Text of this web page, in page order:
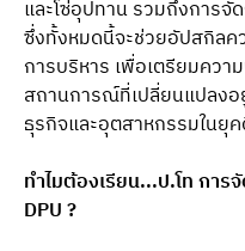
และโซ่อุปทาน รวมถึงการ
ซึ่งทั้งหมดนี้จะช่วยอัปสกิล
การบริหาร เพื่อเตรียมคว
สถานการณ์ที่เปลี่ยนแปลงอ
ธุรกิจและอุตสาหกรรมในยุ
ทำไมต้องเรียน...ป.โท การ
DPU ?